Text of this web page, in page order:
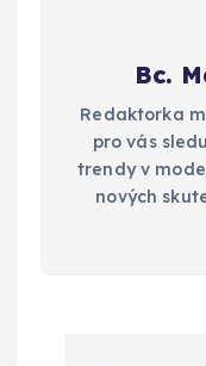
Bc.
Redaktorka
pro vás
trendy v
nových